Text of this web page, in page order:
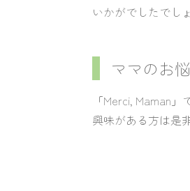
いかがでしたでし
ママのお
「Merci, Maman
興味がある方は是